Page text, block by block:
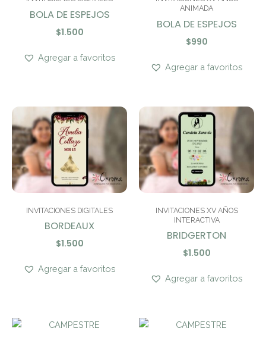
BOLA DE ESPEJOS
$1.500
Agregar a favoritos
ANIMADA
BOLA DE ESPEJOS
$990
Agregar a favoritos
INVITACIONES DIGITALES
BORDEAUX
$1.500
Agregar a favoritos
INVITACIONES XV AÑOS
INTERACTIVA
BRIDGERTON
$1.500
Agregar a favoritos